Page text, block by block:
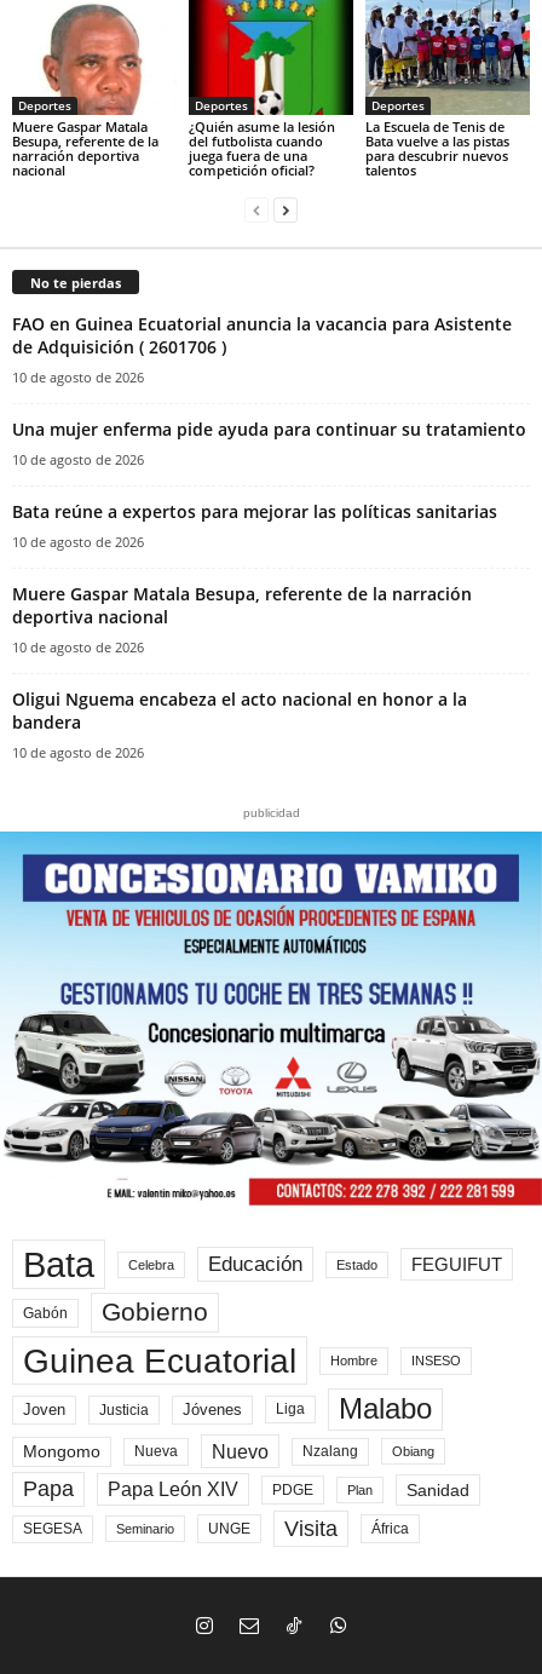
Deportes
Muere Gaspar Matala
Besupa, referente de la
narración deportiva
nacional
Deportes
¿Quién asume la lesión
del futbolista cuando
juega fuera de una
competición oficial?
Deportes
La Escuela de Tenis de
Bata vuelve a las pistas
para descubrir nuevos
talentos
No te pierdas
FAO en Guinea Ecuatorial anuncia la vacancia para Asistente
de Adquisición ( 2601706 )‎
10 de agosto de 2026
Una mujer enferma pide ayuda para continuar su tratamiento
10 de agosto de 2026
Bata reúne a expertos para mejorar las políticas sanitarias
10 de agosto de 2026
Muere Gaspar Matala Besupa, referente de la narración
deportiva nacional
10 de agosto de 2026
Oligui Nguema encabeza el acto nacional en honor a la
bandera
10 de agosto de 2026
publicidad
Bata Celebra Educación Estado FEGUIFUT
Gabón Gobierno
Guinea Ecuatorial Hombre INSESO
Joven Justicia Jóvenes Liga Malabo
Mongomo Nueva Nuevo Nzalang Obiang
Papa Papa León XIV PDGE Plan Sanidad
SEGESA Seminario UNGE Visita África